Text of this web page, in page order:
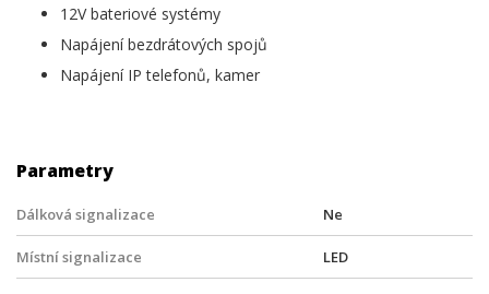
12V bateriové systémy
Napájení bezdrátových spojů
Napájení IP telefonů, kamer
Parametry
Dálková signalizace Ne
Místní signalizace LED